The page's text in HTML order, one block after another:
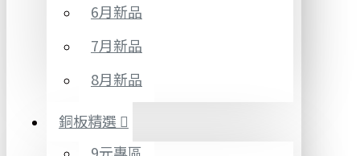
6月新品
7月新品
8月新品
銅板精選